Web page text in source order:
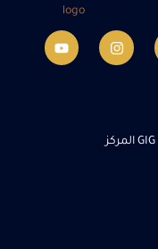
217طريق الحرية (ش أبو قير) الإبراهيمية GIG المركز